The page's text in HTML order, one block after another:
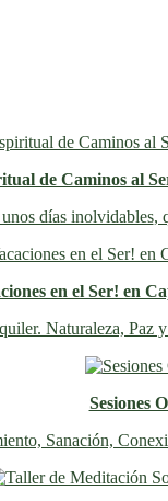
de Caminos al
días inolvidables,
en el Ser! en
Naturaleza, Paz
Sesiones
Sanación,